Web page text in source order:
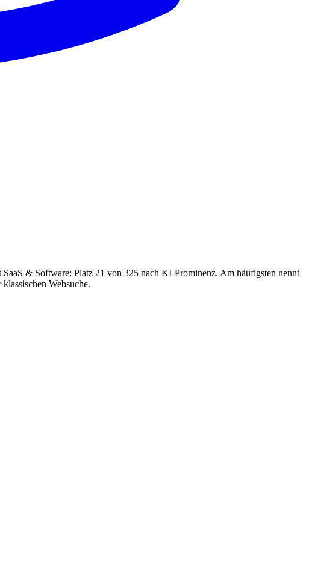
& Software: Platz 21 von 325 nach KI-Prominenz. Am häufigsten nennt
Websuche.